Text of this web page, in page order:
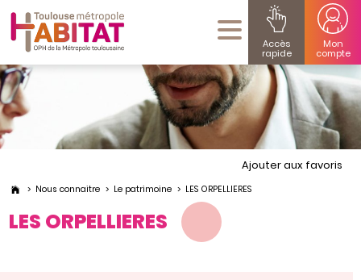
Accès
rapide
Mon
compte
Nous connaitre Le patrimoine LES ORPELLIERES
Ajouter aux favoris
LES ORPELLIERES